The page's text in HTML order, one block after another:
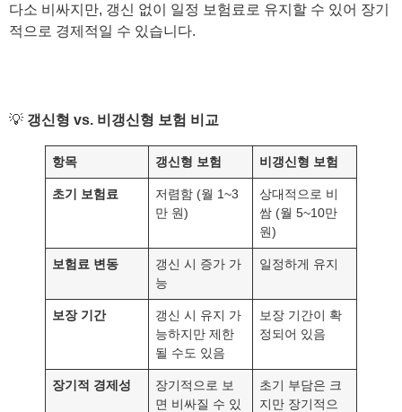
다소 비싸지만, 갱신 없이 일정 보험료로 유지할 수 있어 장기
적으로 경제적일 수 있습니다.
💡 갱신형 vs. 비갱신형 보험 비교
항목 갱신형 보험 비갱신형 보험
초기 보험료
저렴함 (월 1~3
만 원)
상대적으로 비
쌈 (월 5~10만
원)
보험료 변동
갱신 시 증가 가
능
일정하게 유지
보장 기간
갱신 시 유지 가
능하지만 제한
될 수도 있음
보장 기간이 확
정되어 있음
장기적 경제성
장기적으로 보
면 비싸질 수 있
초기 부담은 크
지만 장기적으